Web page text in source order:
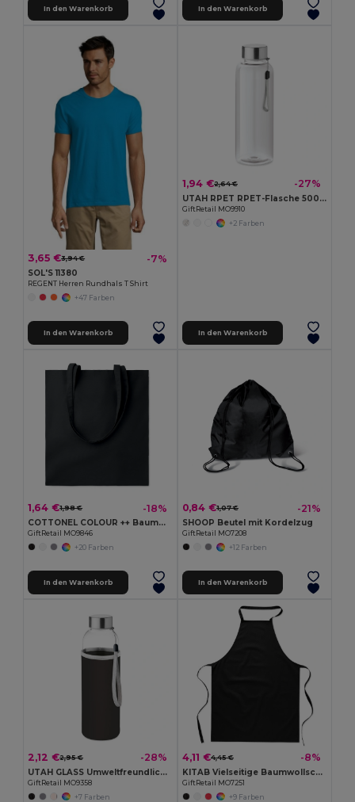
In den Warenkorb In den Warenkorb
3,65 €3,94 € -7%
SOL'S 11380
REGENT Herren Rundhals T Shirt
+47 Farben
In den Warenkorb
1,94 €2,64 € -27%
UTAH RPET RPET-Flasche 500ml
GiftRetail MO9910
+2 Farben
In den Warenkorb
1,64 €1,98 € -18%
COTTONEL COLOUR ++ Baumwoll-Einkaufstasche 180gr MO9846-
GiftRetail MO9846
+20 Farben
In den Warenkorb
0,84 €1,07 € -21%
SHOOP Beutel mit Kordelzug
GiftRetail MO7208
+12 Farben
In den Warenkorb
2,12 €2,95 € -28%
UTAH GLASS Umweltfreundliche 500ml Glasflasche mit Neoprenhülle
GiftRetail MO9358
+7 Farben
4,11 €4,45 € -8%
KITAB Vielseitige Baumwollschürze für Küche und Garten
GiftRetail MO7251
+9 Farben